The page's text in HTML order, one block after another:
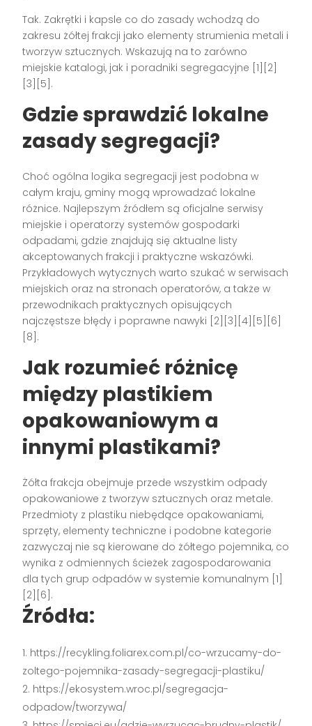
Tak. Zakrętki i kapsle co do zasady wchodzą do
zakresu żółtej frakcji jako elementy strumienia metali i
tworzyw sztucznych. Wskazują na to zarówno
miejskie katalogi, jak i poradniki segregacyjne [1][2]
[3][5].
Gdzie sprawdzić lokalne
zasady segregacji?
Choć ogólna logika segregacji jest podobna w
całym kraju, gminy mogą wprowadzać lokalne
różnice. Najlepszym źródłem są oficjalne serwisy
miejskie i operatorzy systemów gospodarki
odpadami, gdzie znajdują się aktualne listy
akceptowanych frakcji i praktyczne wskazówki.
Przykładowych wytycznych warto szukać w serwisach
miejskich oraz na stronach operatorów, a także w
przewodnikach praktycznych opisujących
najczęstsze błędy i poprawne nawyki [2][3][4][5][6]
[8].
Jak rozumieć różnicę
między plastikiem
opakowaniowym a
innymi plastikami?
Żółta frakcja obejmuje przede wszystkim odpady
opakowaniowe z tworzyw sztucznych oraz metale.
Przedmioty z plastiku niebędące opakowaniami,
sprzęty, elementy techniczne i podobne kategorie
zazwyczaj nie są kierowane do żółtego pojemnika, co
wynika z odmiennych ścieżek zagospodarowania
dla tych grup odpadów w systemie komunalnym [1]
[2][6].
Źródła:
https://recykling.foliarex.com.pl/co-wrzucamy-do-
zoltego-pojemnika-zasady-segregacji-plastiku/
https://ekosystem.wroc.pl/segregacja-
odpadow/tworzywa/